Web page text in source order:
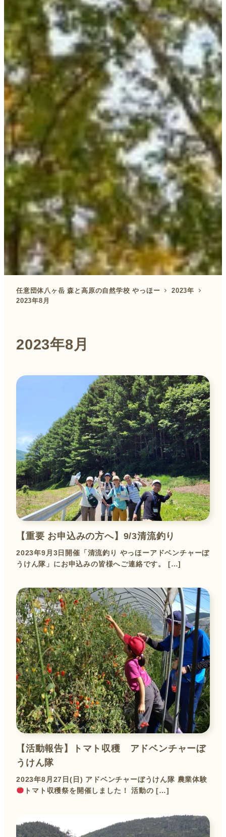
任意団体八ヶ岳 森と高原の自然学校 やっほー
2023年
2023年8月
2023年8月
【重要 お申込みの方へ】9/3清流釣り
2023年9月3日開催「清流釣り やっほーアドベンチャーぼ
うけん隊」にお申込みの皆様へご連絡です。 […]
【活動報告】トマト収穫 アドベンチャーぼ
うけん隊
2023年8月27日(日) アドベンチャーぼうけん隊 農業体験
トマト収穫祭を開催しました！ 活動の […]